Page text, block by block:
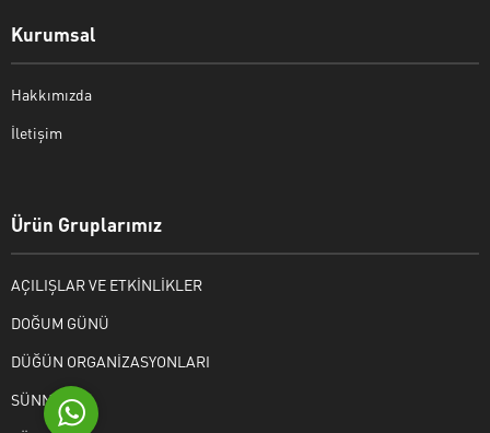
Kurumsal
Hakkımızda
İletişim
Ürün Gruplarımız
AÇILIŞLAR VE ETKİNLİKLER
DOĞUM GÜNÜ
DÜĞÜN ORGANİZASYONLARI
SÜNNET